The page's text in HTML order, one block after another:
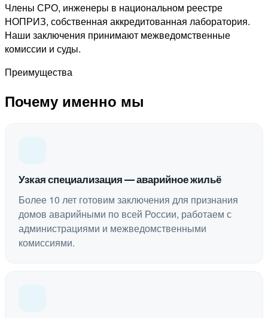
Члены СРО, инженеры в национальном реестре
НОПРИЗ, собственная аккредитованная лаборатория.
Наши заключения принимают межведомственные
комиссии и суды.
Преимущества
Почему именно мы
Узкая специализация — аварийное жильё
Более 10 лет готовим заключения для признания
домов аварийными по всей России, работаем с
администрациями и межведомственными
комиссиями.